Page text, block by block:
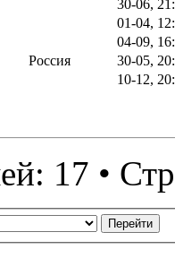
30-06,
01-04,
04-09,
Россия
30-05,
10-12,
17 •